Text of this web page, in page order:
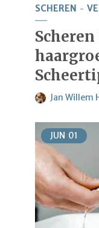
SCHEREN
Jan Willem
JUN 01